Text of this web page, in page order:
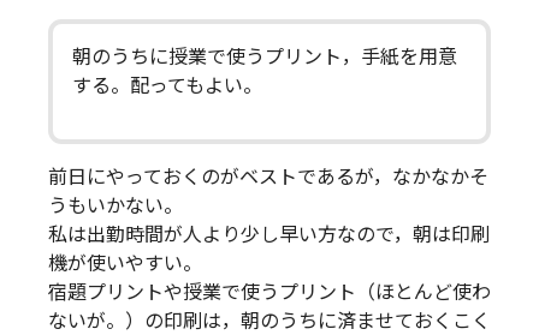
朝のうちに授業で使うプリント，手紙を用意
する。配ってもよい。
前日にやっておくのがベストであるが，なかなかそ
うもいかない。
私は出勤時間が人より少し早い方なので，朝は印刷
機が使いやすい。
宿題プリントや授業で使うプリント（ほとんど使わ
ないが。）の印刷は，朝のうちに済ませておくこく